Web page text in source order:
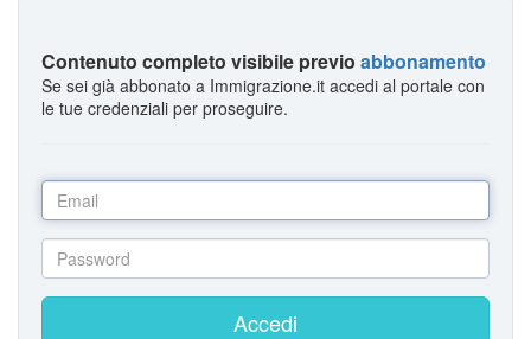
Contenuto completo visibile previo abbonamento
Se sei già abbonato a Immigrazione.it accedi al portale con
le tue credenziali per proseguire.
Accedi